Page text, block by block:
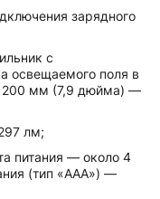
зарядного
с
освещаемого поля в
200 мм (7,9 дюйма) —
лм;
питания — около 4
(тип «AAA») —